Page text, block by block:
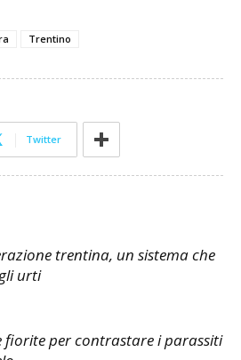
Trentino
Twitter
trentina, un sistema che
urti
fiorite per contrastare i parassiti